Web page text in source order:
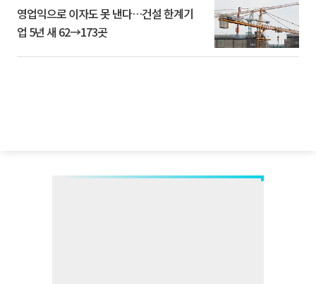
영업익으로 이자도 못 낸다…건설 한계기
업 5년 새 62→173곳